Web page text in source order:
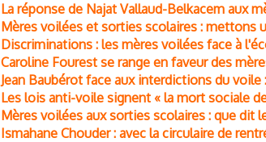
La réponse de Najat Vallaud-Belkacem aux
Mères voilées et sorties scolaires : mettons
Discriminations : les mères voilées face à
Caroline Fourest se range en faveur des
Jean Baubérot face aux interdictions du voile
Les lois anti-voile signent « la mort sociale
Mères voilées aux sorties scolaires : que dit
Ismahane Chouder : avec la circulaire de